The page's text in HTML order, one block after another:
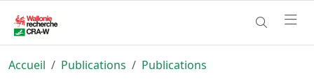
Accueil Publications Publications